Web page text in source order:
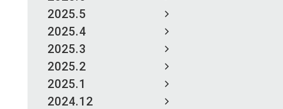
2025.5
2025.4
2025.3
2025.2
2025.1
2024.12